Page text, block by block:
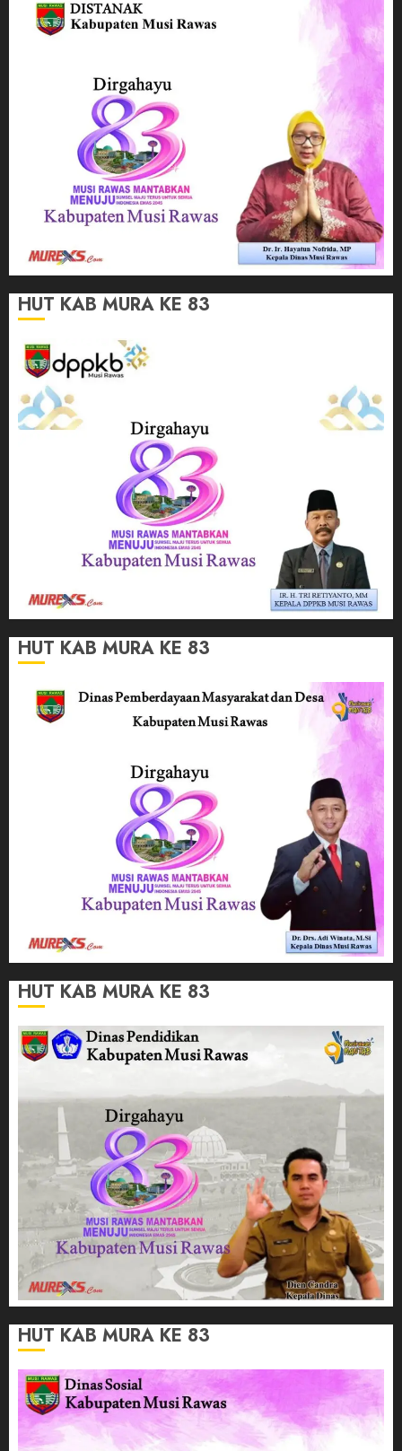
HUT KAB MURA KE 83
HUT KAB MURA KE 83
HUT KAB MURA KE 83
HUT KAB MURA KE 83